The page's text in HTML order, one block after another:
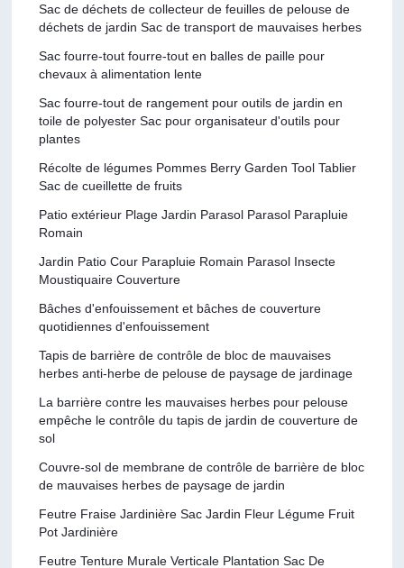
Sac de déchets de collecteur de feuilles de pelouse de
déchets de jardin Sac de transport de mauvaises herbes
Sac fourre-tout fourre-tout en balles de paille pour
chevaux à alimentation lente
Sac fourre-tout de rangement pour outils de jardin en
toile de polyester Sac pour organisateur d'outils pour
plantes
Récolte de légumes Pommes Berry Garden Tool Tablier
Sac de cueillette de fruits
Patio extérieur Plage Jardin Parasol Parasol Parapluie
Romain
Jardin Patio Cour Parapluie Romain Parasol Insecte
Moustiquaire Couverture
Bâches d'enfouissement et bâches de couverture
quotidiennes d'enfouissement
Tapis de barrière de contrôle de bloc de mauvaises
herbes anti-herbe de pelouse de paysage de jardinage
La barrière contre les mauvaises herbes pour pelouse
empêche le contrôle du tapis de jardin de couverture de
sol
Couvre-sol de membrane de contrôle de barrière de bloc
de mauvaises herbes de paysage de jardin
Feutre Fraise Jardinière Sac Jardin Fleur Légume Fruit
Pot Jardinière
Feutre Tenture Murale Verticale Plantation Sac De